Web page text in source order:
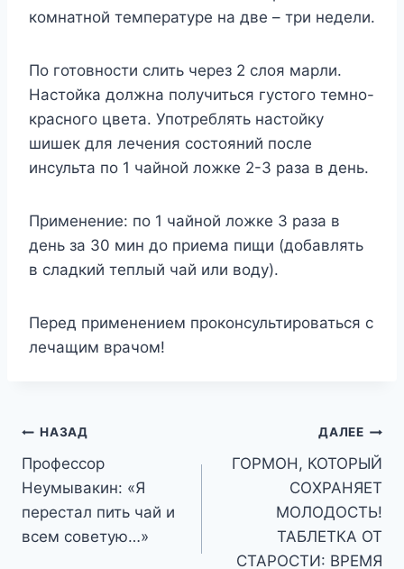
комнатной температуре на две – три недели.
По готовности слить через 2 слоя марли.
Настойка должна получиться густого темно-
красного цвета. Употреблять настойку
шишек для лечения состояний после
инсульта по 1 чайной ложке 2-3 раза в день.
Применение: по 1 чайной ложке 3 раза в
день за 30 мин до приема пищи (добавлять
в сладкий теплый чай или воду).
Перед применением проконсультироваться с
лечащим врачом!
Навигация
по
записям
НАЗАД
Профессор
Неумывакин: «Я
перестал пить чай и
всем советую…»
ДАЛЕЕ
ГОРМОН, КОТОРЫЙ
СОХРАНЯЕТ
МОЛОДОСТЬ!
ТАБЛЕТКА ОТ
СТАРОСТИ: ВРЕМЯ